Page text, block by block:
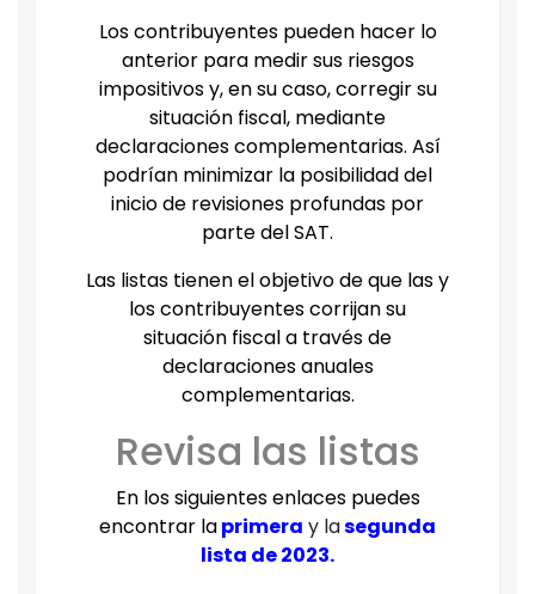
Los contribuyentes pueden hacer lo
anterior para medir sus riesgos
impositivos y, en su caso, corregir su
situación fiscal, mediante
declaraciones complementarias. Así
podrían minimizar la posibilidad del
inicio de revisiones profundas por
parte del SAT.
Las listas tienen el objetivo de que las y
los contribuyentes corrijan su
situación fiscal a través de
declaraciones anuales
complementarias.
Revisa las listas
En los siguientes enlaces puedes
encontrar laprimera y lasegunda
lista de 2023.